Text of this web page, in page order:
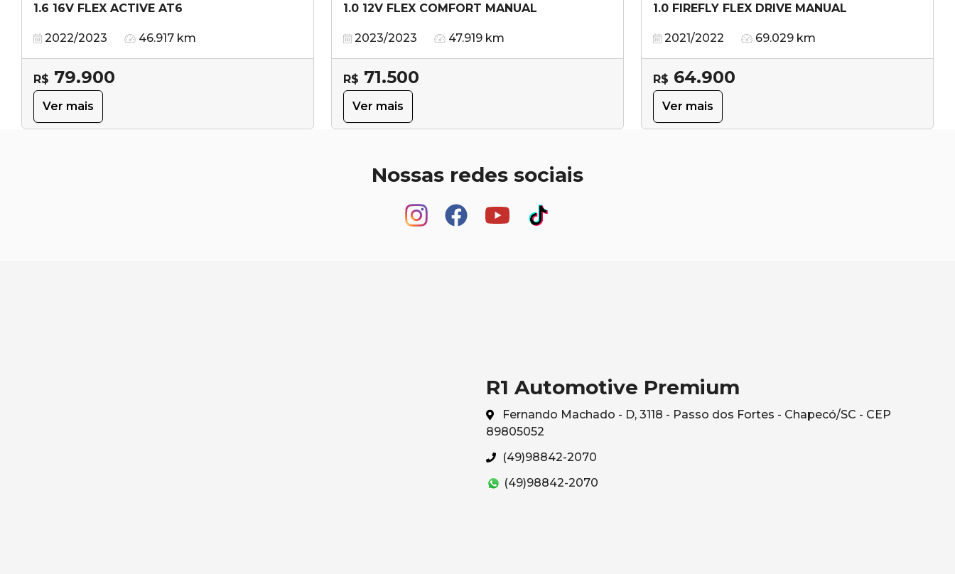
1.6 16V FLEX ACTIVE AT6
2022/2023 46.917 km
R$ 79.900
Ver mais
1.0 12V FLEX COMFORT MANUAL
2023/2023 47.919 km
R$ 71.500
Ver mais
1.0 FIREFLY FLEX DRIVE MANUAL
2021/2022 69.029 km
R$ 64.900
Ver mais
Nossas redes sociais
R1 Automotive Premium
Fernando Machado - D, 3118 - Passo dos Fortes - Chapecó/SC - CEP
89805052
(49)98842-2070
(49)98842-2070